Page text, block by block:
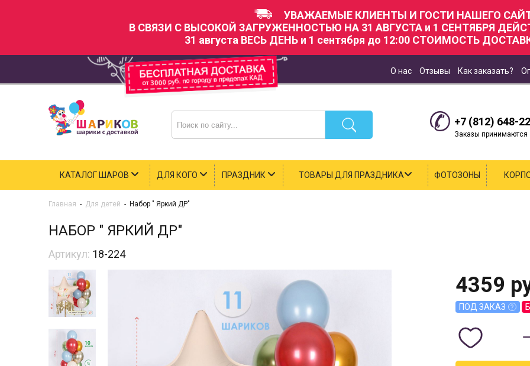
УВАЖАЕМЫЕ КЛИЕНТЫ И ГОСТИ НАШЕГО
В СВЯЗИ С ВЫСОКОЙ ЗАГРУЖЕННОСТЬЮ НА 31 АВГУСТА и 1 СЕНТЯБРЯ
31 августа ВЕСЬ ДЕНЬ и 1 сентября до 12:00 СТОИМОСТЬ
О нас Отзывы Как заказать?
+7 (812) 648-
Заказы принимаются
КАТАЛОГ ШАРОВ ДЛЯ КОГО ПРАЗДНИК ТОВАРЫ ДЛЯ ПРАЗДНИКА ФОТОЗОНЫ
Главная - Для детей - Набор " Яркий ДР"
НАБОР " ЯРКИЙ ДР"
Артикул: 18-224
4359
ПОД ЗАКАЗ